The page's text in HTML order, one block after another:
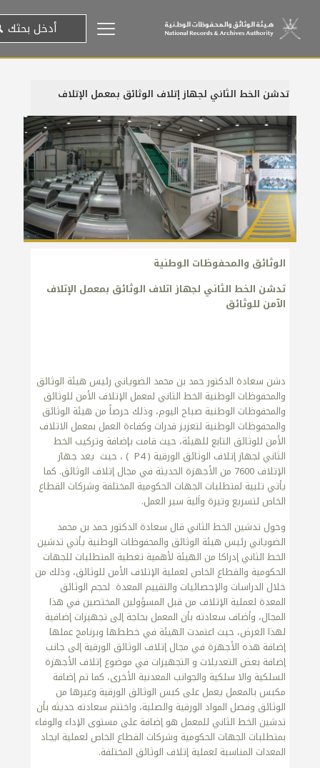
تدشن الخط الثاني لجهاز إتلاف الوثائق بمعمل الإتلاف
12 فبراير، 2018
الوثائق والمحفوظات الوطنية
تدشن الخط الثاني لجهاز اتلاف الوثائق بمعمل الإتلاف
الآمن للوثائق
دشن سعادة الدكتور حمد بن محمد الضوياني رئيس هيئة الوثائق
والمحفوظات الوطنية الخط الثاني لمعمل الإتلاف الأمن للوثائق
والمحفوظات الوطنية صباح اليوم، وذلك حرصاً من هيئة الوثائق
والمحفوظات الوطنية لتعزيز قدرات وكفاءة العمل بمعمل الاتلاف
الأمن للوثائق التابع للهيئة، حيث قامت بإضافة وتركيب الخط
الثاني لجهاز إتلاف الوثائق الورقية ( P4 ) ، حيث يعد جهاز
الإتلاف 7600 من الأجهزة الحديثة في مجال إتلاف الوثائق. كما
يأتي تلبية لمتطلبات الجهات الحكومية المختلفة وشركات القطاع
الخاص لتسريع وتيرة واَلية سير العمل.
وحول تدشين الخط الثاني قال سعادة الدكتور حمد بن محمد
الضوياني رئيس هيئة الوثائق والمحفوظات الوطنية يأتي تدشين
الخط الثاني إدراكا من الهيئة لأهمية تغطية المتطلبات للجهات
الحكومية والقطاع الخاص لعملية الإتلاف الأمن للوثائق، وذلك من
خلال الدراسات والإحصائيات والتقييم المعدة لحجم الوثائق
المعدة لعملية الإتلاف من قبل المسؤولين المختصين في هذا
المجال، وأضاف سعادته بأن المعمل بحاجة إلى تجهيزات إضافية
لهذا الغرض، حيث اعتمدت الهيئة في خططها وبرنامج عملها
إضافة هذه الأجهزة في مجال إتلاف الوثائق الورقية إلى جانب
إضافة بعض التعديلات و التجهيزات في موضوع إتلاف الأجهزة
السلكية والا سلكية والجوانب المعدنية الأخرى، كما تم إضافة
مكبس بالمعمل يعمل على كبس الوثائق الورقية وغيرها من
الوثائق وفصل المواد الورقية والصلبة، واختتم سعادته حديثه بأن
تدشين الخط الثاني للمعمل هو إضافة على مستوى الإداء والوفاء
بمتطلبات الجهات الحكومية وشركات القطاع الخاص لعملية ايجاد
المعدات المناسبة لعملية إتلاف الوثائق المختلفة.